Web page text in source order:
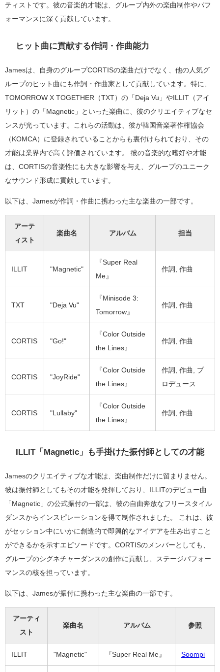
ティストです。彼の音楽的才能は、グループ内外の楽曲制作やパフ
ォーマンスに深く貢献しています。
ヒット曲に貢献する作詞・作曲能力
Jamesは、自身のグループCORTISの楽曲だけでなく、他の人気グ
ループのヒット曲にも作詞・作曲家として貢献しています。特に、
TOMORROW X TOGETHER（TXT）の「Deja Vu」やILLIT（アイ
リット）の「Magnetic」といった楽曲に、彼のクリエイティブなセ
ンスが光っています。これらの活動は、彼が韓国音楽著作権協会
（KOMCA）に登録されていることからも裏付けられており、その
才能は業界内で高く評価されています。 彼の音楽的な嗜好や才能
は、CORTISの音楽性にも大きな影響を与え、グループのユニーク
なサウンド形成に貢献しています。
以下は、Jamesが作詞・作曲に携わった主な楽曲の一部です。
アーテ
ィスト
楽曲名 アルバム 担当
ILLIT "Magnetic"
『Super Real
Me』
作詞, 作曲
TXT "Deja Vu"
『Minisode 3:
Tomorrow』
作詞, 作曲
CORTIS "Go!"
『Color Outside
the Lines』
作詞, 作曲
CORTIS "JoyRide"
『Color Outside
the Lines』
作詞, 作曲, プ
ロデュース
CORTIS "Lullaby"
『Color Outside
the Lines』
作詞, 作曲
ILLIT「Magnetic」も手掛けた振付師としての才能
Jamesのクリエイティブな才能は、楽曲制作だけに留まりません。
彼は振付師としてもその才能を発揮しており、ILLITのデビュー曲
「Magnetic」の公式振付の一部は、彼の自由奔放なフリースタイル
ダンスからインスピレーションを得て制作されました。 これは、彼
がセッション中にいかに創造的で即興的なアイデアを生み出すこと
ができるかを示すエピソードです。CORTISのメンバーとしても、
グループのシグネチャーダンスの創作に貢献し、ステージパフォー
マンスの核を担っています。
以下は、Jamesが振付に携わった主な楽曲の一部です。
アーティ
スト
楽曲名 アルバム 参照
ILLIT "Magnetic" 『Super Real Me』 Soompi